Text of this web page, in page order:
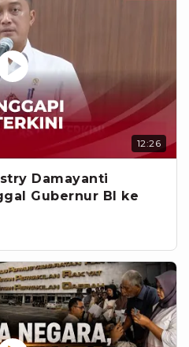
12:26
Damayanti
Gubernur BI ke